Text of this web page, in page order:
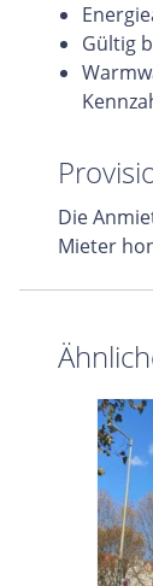
Gültig
Die
Mieter